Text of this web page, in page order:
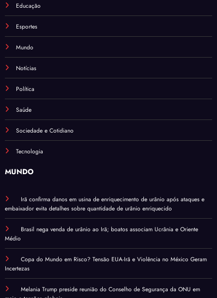
Educação
Esportes
Mundo
Notícias
Política
Saúde
Sociedade e Cotidiano
Tecnologia
MUNDO
Irã confirma danos em usina de enriquecimento de urânio após ataques e
embaixador evita detalhes sobre quantidade de urânio enriquecido
Brasil nega venda de urânio ao Irã; boatos associam Ucrânia e Oriente
Médio
Copa do Mundo em Risco? Tensão EUA-Irã e Violência no México Geram
Incertezas
Melania Trump preside reunião do Conselho de Segurança da ONU em